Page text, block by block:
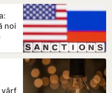
noi
vârf